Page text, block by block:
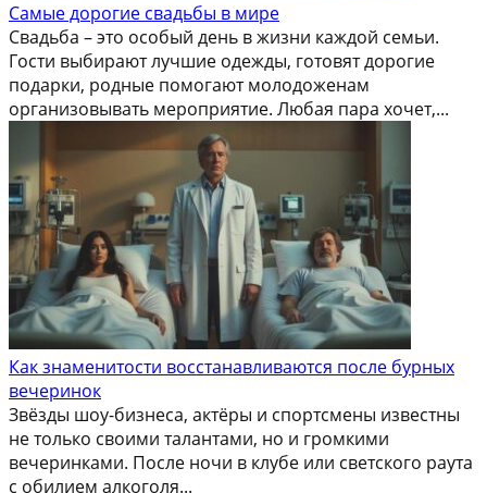
Самые дорогие свадьбы в мире
Свадьба – это особый день в жизни каждой семьи.
Гости выбирают лучшие одежды, готовят дорогие
подарки, родные помогают молодоженам
организовывать мероприятие. Любая пара хочет,...
Как знаменитости восстанавливаются после бурных
вечеринок
Звёзды шоу-бизнеса, актёры и спортсмены известны
не только своими талантами, но и громкими
вечеринками. После ночи в клубе или светского раута
с обилием алкоголя...